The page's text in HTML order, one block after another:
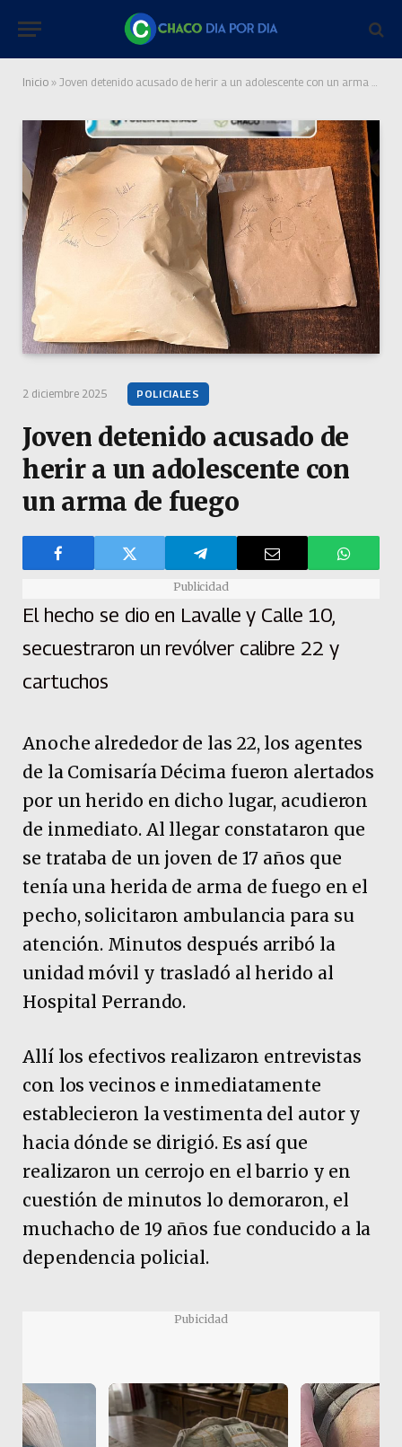
Inicio » Joven detenido acusado de herir a un adolescente con un arma de fuego
2 diciembre 2025 POLICIALES
Joven detenido acusado de
herir a un adolescente con
un arma de fuego
Publicidad
El hecho se dio en Lavalle y Calle 10,
secuestraron un revólver calibre 22 y
cartuchos
Anoche alrededor de las 22, los agentes
de la Comisaría Décima fueron alertados
por un herido en dicho lugar, acudieron
de inmediato. Al llegar constataron que
se trataba de un joven de 17 años que
tenía una herida de arma de fuego en el
pecho, solicitaron ambulancia para su
atención. Minutos después arribó la
unidad móvil y trasladó al herido al
Hospital Perrando.
Allí los efectivos realizaron entrevistas
con los vecinos e inmediatamente
establecieron la vestimenta del autor y
hacia dónde se dirigió. Es así que
realizaron un cerrojo en el barrio y en
cuestión de minutos lo demoraron, el
muchacho de 19 años fue conducido a la
dependencia policial.
Pubicidad